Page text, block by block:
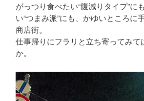
がっつり食べたい“腹減りタイプ”に
い“つまみ派”にも、かゆいところに
商店街。
仕事帰りにフラリと立ち寄ってみて
か。